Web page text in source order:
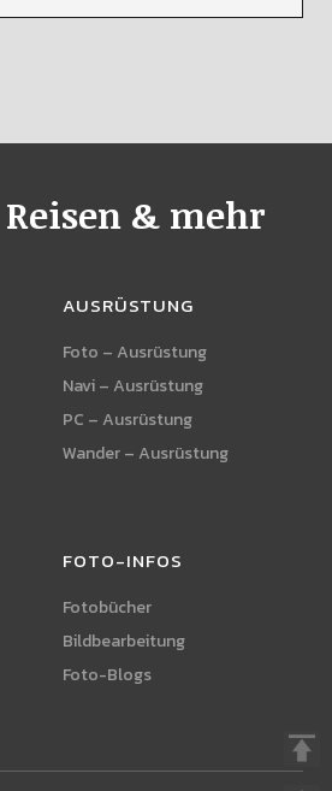
& mehr
AUSRÜSTUNG
Foto – Ausrüstung
Navi – Ausrüstung
PC – Ausrüstung
Wander – Ausrüstung
FOTO-INFOS
Fotobücher
Bildbearbeitung
Foto-Blogs